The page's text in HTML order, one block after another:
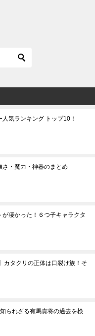
人気ランキング トップ10！
さ・魔力・神器のまとめ
が凄かった！６つ子キャラクタ
カタクリの正体は口裂け族！そ
られざる有馬貴将の過去を検